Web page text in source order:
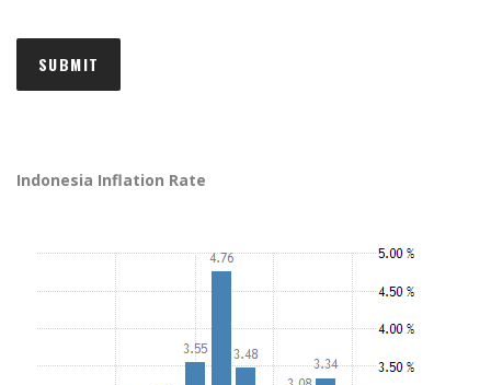
Indonesia Inflation Rate